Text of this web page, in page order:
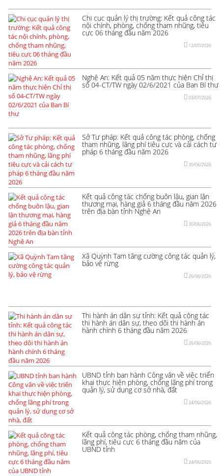
Chi cục quản lý thị trường: Kết quả công tác
nội chính, phòng, chống tham nhũng, tiêu
cực 06 tháng đầu năm 2026
12/07/2026
Nghệ An: Kết quả 05 năm thực hiện Chỉ thị
số 04-CT/TW ngày 02/6/2021 của Ban Bí thư
03/07/2026
Sở Tư pháp: Kết quả công tác phòng, chống
tham nhũng, lãng phí tiêu cực và cải cách tư
pháp 6 tháng đầu năm 2026
30/06/2026
Kết quả công tác chống buôn lậu, gian lận
thương mại, hàng giả 6 tháng đầu năm 2026
trên địa bàn tỉnh Nghệ An
30/06/2026
Xã Quỳnh Tam tăng cường công tác quản lý,
bảo vệ rừng
26/06/2026
Thi hành án dân sự tỉnh: Kết quả công tác
thi hành án dân sự, theo dõi thi hành án
hành chính 6 tháng đầu năm 2026
26/06/2026
UBND tỉnh ban hành Công văn về việc triển
khai thực hiện phòng, chống lãng phí trong
quản lý, sử dụng cơ sở nhà, đất
24/06/2026
Kết quả công tác phòng, chống tham nhũng,
lãng phí, tiêu cực 6 tháng đầu năm của
UBND tỉnh
24/06/2026